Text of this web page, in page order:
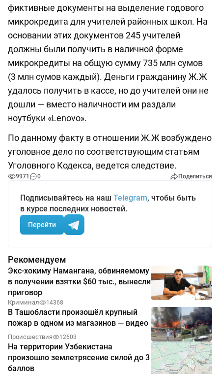
фиктивные документы на выделение годового
микрокредита для учителей районных школ. На
основании этих документов 245 учителей
должны были получить в наличной форме
микрокредиты на общую сумму 735 млн сумов
(3 млн сумов каждый). Деньги гражданину Ж.Ж
удалось получить в кассе, но до учителей они не
дошли — вместо наличности им раздали
ноутбуки «Lenovo».
По данному факту в отношении Ж.Ж возбуждено
уголовное дело по соответствующим статьям
Уголовного Кодекса, ведется следствие.
9971 0 Поделиться
Подписывайтесь на наш Telegram, чтобы быть
в курсе последних новостей.
Перейти
Рекомендуем
Экс-хокиму Намангана, обвиняемому
в получении взятки $60 тыс., вынесли
приговор
Криминал 14368
В Ташобласти произошёл крупный
пожар в одном из магазинов — видео
Происшествия 12603
На территории Узбекистана
произошло землетрясение силой до 3
баллов